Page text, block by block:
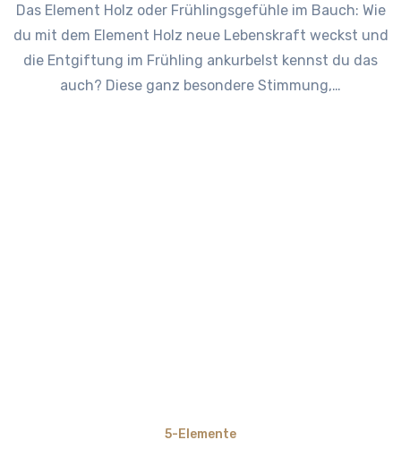
Das Element Holz oder Frühlingsgefühle im Bauch: Wie
du mit dem Element Holz neue Lebenskraft weckst und
die Entgiftung im Frühling ankurbelst kennst du das
auch? Diese ganz besondere Stimmung,…
5-Elemente